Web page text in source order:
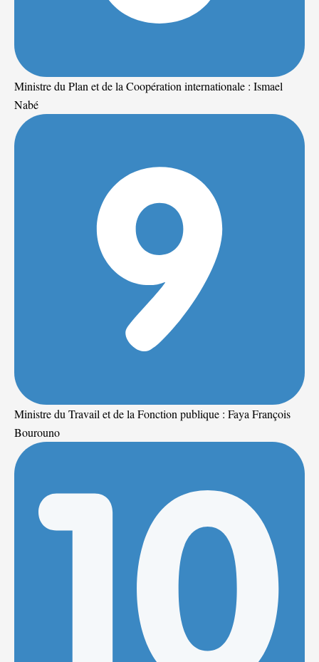
Ministre du Plan et de la Coopération internationale : Ismael
Nabé
Ministre du Travail et de la Fonction publique : Faya François
Bourouno